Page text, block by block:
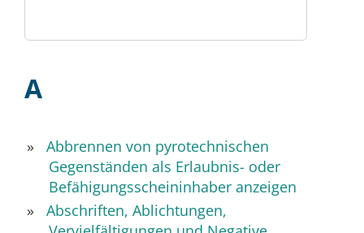
A
Abbrennen von pyrotechnischen
Gegenständen als Erlaubnis- oder
Befähigungsscheininhaber anzeigen
Abschriften, Ablichtungen,